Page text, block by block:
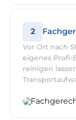
2
Vor Ort nach
eigenes Profi-
reinigen